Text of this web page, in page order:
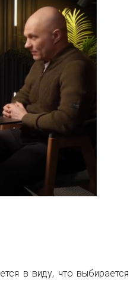
в виду, что выбирается